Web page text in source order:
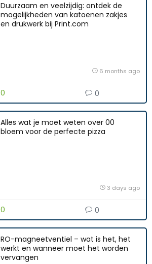
Duurzaam en veelzijdig: ontdek de
mogelijkheden van katoenen zakjes
en drukwerk bij Print.com
6 months ago
0 0
Alles wat je moet weten over 00
bloem voor de perfecte pizza
3 days ago
0 0
RO-magneetventiel – wat is het, het
werkt en wanneer moet het worden
vervangen